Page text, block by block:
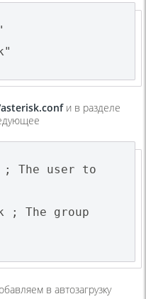
asterisk.conf и в разделе
; The user to
; The group
в автозагрузку